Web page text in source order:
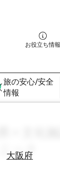
お役立ち情報
旅の安心/安全
情報
大阪府
× 文化
ック